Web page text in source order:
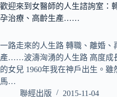
歡迎來到女醫師的人生諮詢室：
孕治療、高齡生產……
一路走來的人生路 轉職、離婚、
產……波濤洶湧的人生路 高度成
的女兒 1960年我在神戶出生。
馬…
聯經出版
2015-11-04